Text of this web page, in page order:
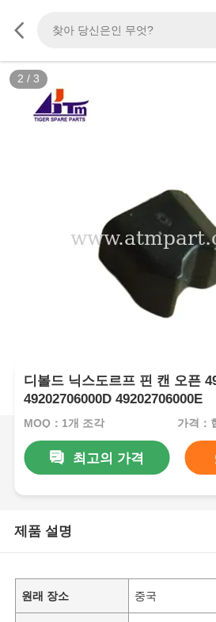
2 / 3
디볼드 닉스도르프 핀 캔 오픈
49202706000D 49202706000E
MOQ：1개 조각 가격：
최고의 가격
제품 설명
원래 장소 중국